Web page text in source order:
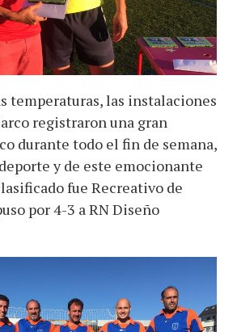
temperaturas, las instalaciones
registraron una gran
durante todo el fin de semana,
y de este emocionante
fue Recreativo de
por 4-3 a RN Diseño